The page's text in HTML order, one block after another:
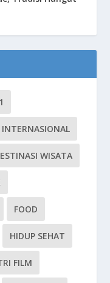
INTERNASIONAL
WISATA
FOOD
HIDUP SEHAT
FILM